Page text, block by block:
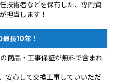
技術者などを保有した、専門資
担当します！
長10年！
商品・工事保証が無料で含まれ
安心して交換工事していいただ